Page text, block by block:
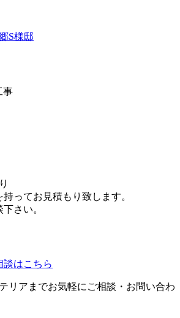
事
ってお見積もり致します。
さい。
談はこちら
リアまでお気軽にご相談・お問い合わ